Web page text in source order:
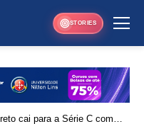
STORIES
cai para a Série C com